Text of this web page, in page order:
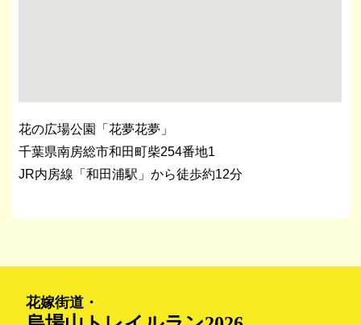
花の広場公園「花夢花夢」
千葉県南房総市和田町柴254番地1
JR内房線「和田浦駅」から徒歩約12分
花嫁街道・